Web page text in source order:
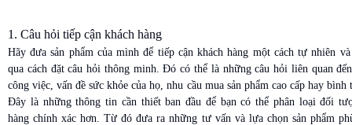
1. Câu hỏi tiếp cận khách hàng
Hãy đưa sản phẩm của mình để tiếp cận khách hàng một cách tự nhiên
qua cách đặt câu hỏi thông minh. Đó có thể là những câu hỏi liên quan
công việc, vấn đề sức khỏe của họ, nhu cầu mua sản phẩm cao cấp hay
Đây là những thông tin cần thiết ban đầu để bạn có thể phân loại đối
hàng chính xác hơn. Từ đó đưa ra những tư vấn và lựa chọn sản phẩm